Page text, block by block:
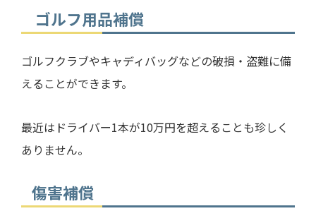
ゴルフ用品補償
ゴルフクラブやキャディバッグなどの破損・盗難に備
えることができます。
最近はドライバー1本が10万円を超えることも珍しく
ありません。
傷害補償